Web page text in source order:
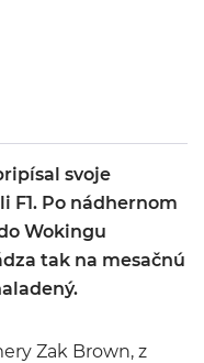
svoje
F1. Po nádhernom
Wokingu
tak na mesačnú
Zak Brown, z